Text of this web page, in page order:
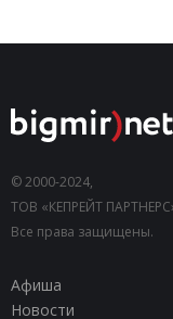
© 2000-2024,
ТОВ «КЕПРЕЙТ
Все права защищены.
Афиша
Новости